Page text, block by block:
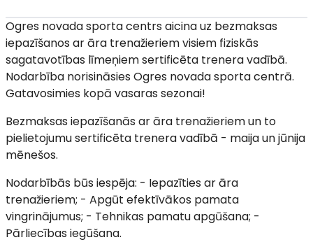
Ogres novada sporta centrs aicina uz bezmaksas
iepazīšanos ar āra trenažieriem visiem fiziskās
sagatavotības līmeņiem sertificēta trenera vadībā.
Nodarbība norisināsies Ogres novada sporta centrā.
Gatavosimies kopā vasaras sezonai!
Bezmaksas iepazīšanās ar āra trenažieriem un to
pielietojumu sertificēta trenera vadībā - maija un jūnija
mēnešos.
Nodarbībās būs iespēja: - Iepazīties ar āra
trenažieriem; - Apgūt efektīvākos pamata
vingrinājumus; - Tehnikas pamatu apgūšana; -
Pārliecības iegūšana.